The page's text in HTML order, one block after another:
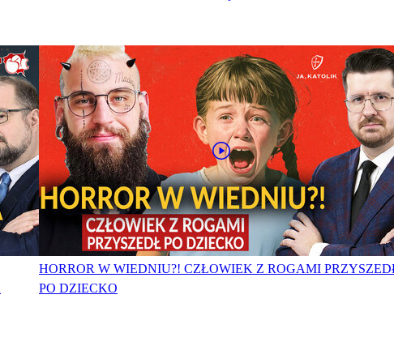
HORROR W WIEDNIU?! CZŁOWIEK Z ROGAMI
PO DZIECKO